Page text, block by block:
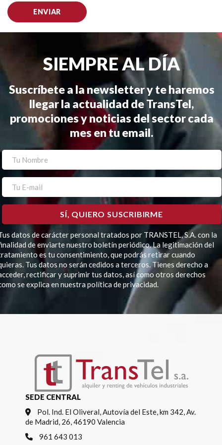
SIEMPRE AL DÍA
Suscríbete a la newsletter y te haremos
llegar la actualidad de TransTel,
promociones y noticias del sector cada
mes en tu email.
datos de carácter personal tratados por TRANSTEL, S.A. con la
de enviarte nuestro boletín periódico. La legitimación del
es tu consentimiento, que podrás retirar cuando
Tus datos no serán cedidos a terceros. Tienes derecho a
rectificar y suprimir tus datos, así como otros derechos
se explica en nuestra política de privacidad.
SEDE CENTRAL
Pol. Ind. El Oliveral, Autovía del Este, km 342, Av.
de Madrid, 26, 46190 Valencia
961 643 013